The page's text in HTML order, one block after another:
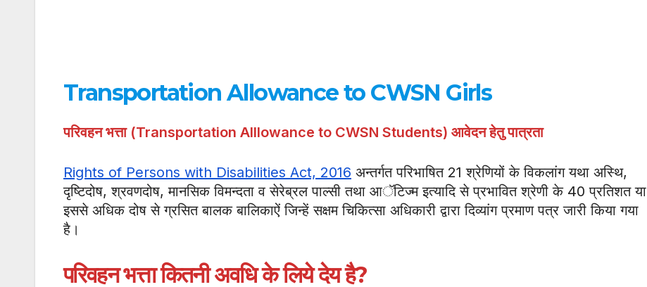
Transportation Allowance to CWSN Girls
परिवहन भत्ता (Transportation Alllowance to CWSN Students) आवेदन हेतु पात्रता
Rights of Persons with Disabilities Act, 2016 अन्तर्गत परिभाषित 21 श्रेणियों के विकलांग यथा अस्थि,
दृष्टिदोष, श्रवणदोष, मानसिक विमन्दता व सेरेब्रल पाल्सी तथा आॅटिज्म इत्यादि से प्रभावित श्रेणी के 40 प्रतिशत या
इससे अधिक दोष से ग्रसित बालक बालिकाऐं जिन्हें सक्षम चिकित्सा अधिकारी द्वारा दिव्यांग प्रमाण पत्र जारी किया गया
है।
परिवहनभत्ता कितनी अवधि के लिये देय है?